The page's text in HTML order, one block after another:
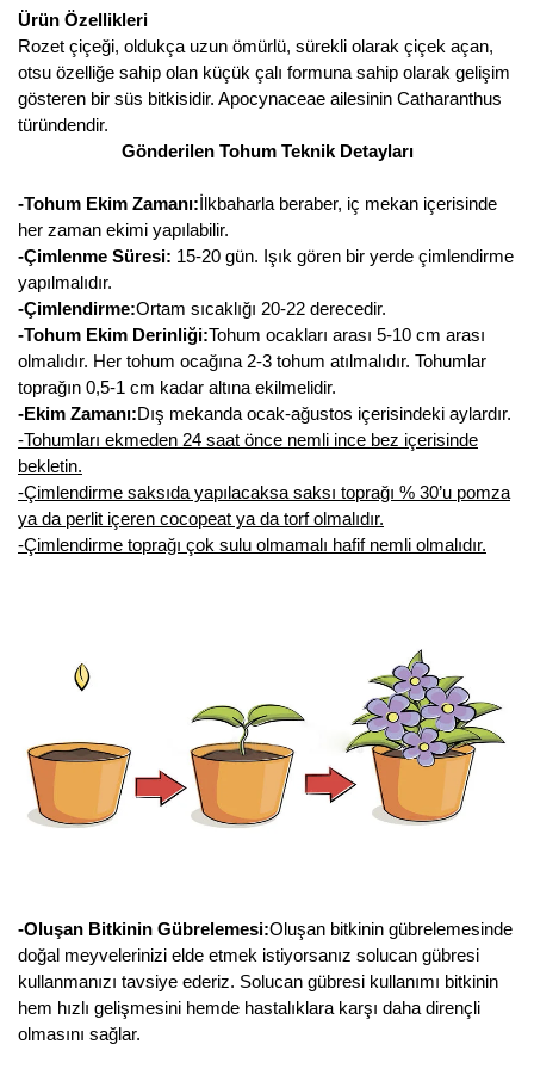
Ürün Özellikleri
Rozet çiçeği, oldukça uzun ömürlü, sürekli olarak çiçek açan,
otsu özelliğe sahip olan küçük çalı formuna sahip olarak gelişim
gösteren bir süs bitkisidir. Apocynaceae ailesinin Catharanthus
türündendir.
Gönderilen Tohum Teknik Detayları
-Tohum Ekim Zamanı:İlkbaharla beraber, iç mekan içerisinde
her zaman ekimi yapılabilir.
-Çimlenme Süresi: 15-20 gün. Işık gören bir yerde çimlendirme
yapılmalıdır.
-Çimlendirme:Ortam sıcaklığı 20-22 derecedir.
-Tohum Ekim Derinliği:Tohum ocakları arası 5-10 cm arası
olmalıdır. Her tohum ocağına 2-3 tohum atılmalıdır. Tohumlar
toprağın 0,5-1 cm kadar altına ekilmelidir.
-Ekim Zamanı:Dış mekanda ocak-ağustos içerisindeki aylardır.
-Tohumları ekmeden 24 saat önce nemli ince bez içerisinde
bekletin.
-Çimlendirme saksıda yapılacaksa saksı toprağı % 30’u pomza
ya da perlit içeren cocopeat ya da torf olmalıdır.
-Çimlendirme toprağı çok sulu olmamalı hafif nemli olmalıdır.
-Oluşan Bitkinin Gübrelemesi:Oluşan bitkinin gübrelemesinde
doğal meyvelerinizi elde etmek istiyorsanız solucan gübresi
kullanmanızı tavsiye ederiz. Solucan gübresi kullanımı bitkinin
hem hızlı gelişmesini hemde hastalıklara karşı daha dirençli
olmasını sağlar.
Kocayemiş Fidanı
Kuşburnu Fidanı
Liçi Fidanı
Malta Eriği Fidanı
Mango Fidanı
Melez Meyveler
Murt Fidanı
Muşmula Fidanı
Muz Fidanı
Nadir Çeşit Meyveler
Papaya Fidanı
Pepino Fidanı
Trabzon Hurması Fidanı
Üzüm Fidanı